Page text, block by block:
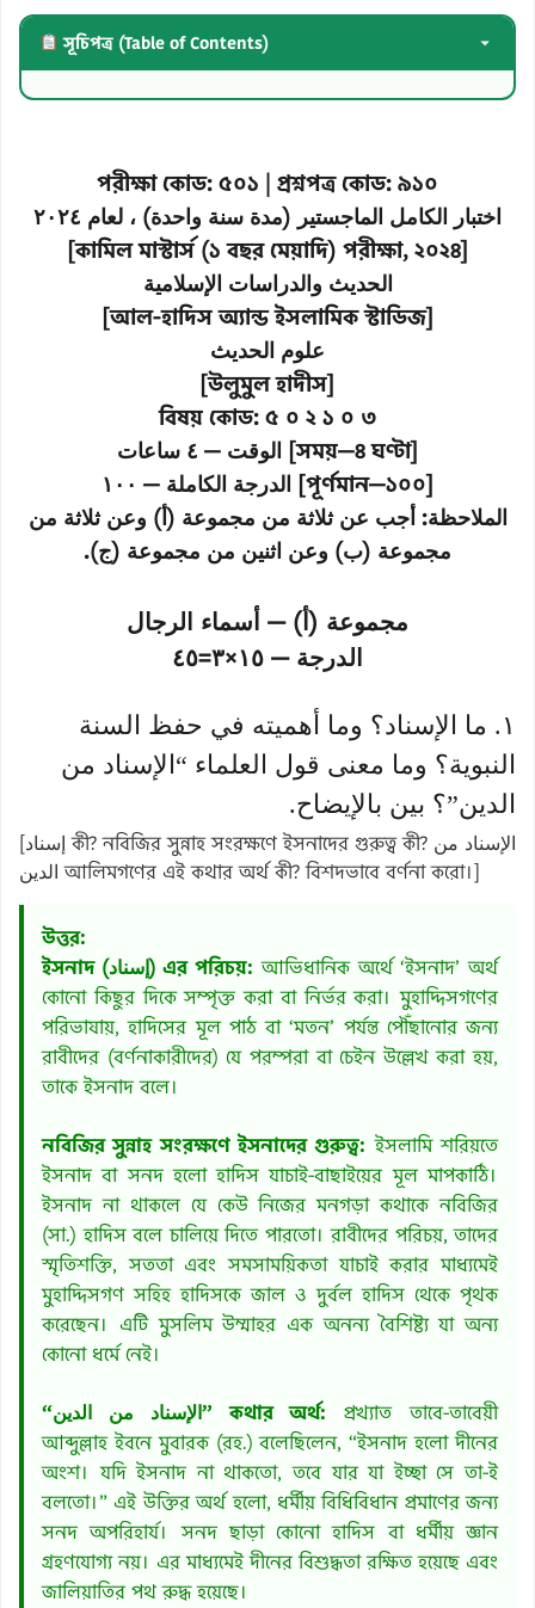
সূচিপত্র (Table of Contents)
পরীক্ষা কোড: ৫০১ | প্রশ্নপত্র কোড: ৯১০
اختبار الكامل الماجستير (مدة سنة واحدة) ، لعام ٢٠٢٤
[কামিল মাস্টার্স (১ বছর মেয়াদি) পরীক্ষা, ২০২৪]
الحديث والدراسات الإسلامية
[আল-হাদিস অ্যান্ড ইসলামিক স্টাডিজ]
علوم الحديث
[উলুমুল হাদীস]
বিষয় কোড: ৫ ০ ২ ১ ০ ৩
الوقت — ٤ ساعات [সময়—৪ ঘণ্টা]
الدرجة الكاملة — ١٠٠ [পূর্ণমান—১০০]
الملاحظة: أجب عن ثلاثة من مجموعة (أ) وعن ثلاثة من
مجموعة (ب) وعن اثنين من مجموعة (ج).
مجموعة (أ) — أسماء الرجال
الدرجة — ١٥×٣=٤٥
١. ما الإسناد؟ وما أهميته في حفظ السنة
النبوية؟ وما معنى قول العلماء “الإسناد من
الدين”؟ بين بالإيضاح.
[إسناد কী? নবিজির সুন্নাহ সংরক্ষণে ইসনাদের গুরুত্ব কী? الإسناد من
الدين আলিমগণের এই কথার অর্থ কী? বিশদভাবে বর্ণনা করো।]
উত্তর:
ইসনাদ (إسناد) এর পরিচয়: আভিধানিক অর্থে ‘ইসনাদ’ অর্থ
কোনো কিছুর দিকে সম্পৃক্ত করা বা নির্ভর করা। মুহাদ্দিসগণের
পরিভাষায়, হাদিসের মূল পাঠ বা ‘মতন’ পর্যন্ত পৌঁছানোর জন্য
রাবীদের (বর্ণনাকারীদের) যে পরম্পরা বা চেইন উল্লেখ করা হয়,
তাকে ইসনাদ বলে।
নবিজির সুন্নাহ সংরক্ষণে ইসনাদের গুরুত্ব: ইসলামি শরিয়তে
ইসনাদ বা সনদ হলো হাদিস যাচাই-বাছাইয়ের মূল মাপকাঠি।
ইসনাদ না থাকলে যে কেউ নিজের মনগড়া কথাকে নবিজির
(সা.) হাদিস বলে চালিয়ে দিতে পারতো। রাবীদের পরিচয়, তাদের
স্মৃতিশক্তি, সততা এবং সমসাময়িকতা যাচাই করার মাধ্যমেই
মুহাদ্দিসগণ সহিহ হাদিসকে জাল ও দুর্বল হাদিস থেকে পৃথক
করেছেন। এটি মুসলিম উম্মাহর এক অনন্য বৈশিষ্ট্য যা অন্য
কোনো ধর্মে নেই।
“الإسناد من الدين” কথার অর্থ: প্রখ্যাত তাবে-তাবেয়ী
আব্দুল্লাহ ইবনে মুবারক (রহ.) বলেছিলেন, “ইসনাদ হলো দীনের
অংশ। যদি ইসনাদ না থাকতো, তবে যার যা ইচ্ছা সে তা-ই
বলতো।” এই উক্তির অর্থ হলো, ধর্মীয় বিধিবিধান প্রমাণের জন্য
সনদ অপরিহার্য। সনদ ছাড়া কোনো হাদিস বা ধর্মীয় জ্ঞান
গ্রহণযোগ্য নয়। এর মাধ্যমেই দীনের বিশুদ্ধতা রক্ষিত হয়েছে এবং
জালিয়াতির পথ রুদ্ধ হয়েছে।